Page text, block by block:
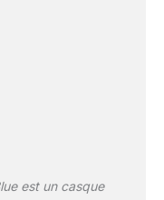
à jet /
de la
à 90°
pression
sous la
/ Ecran
est un casque